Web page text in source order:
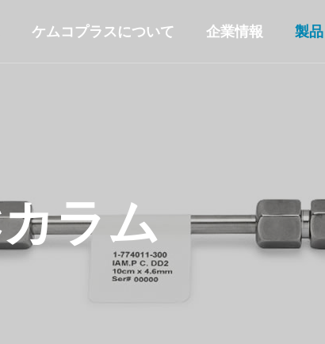
ケムコプラスについて 企業情報 製
クカラ
各社純正
ラム